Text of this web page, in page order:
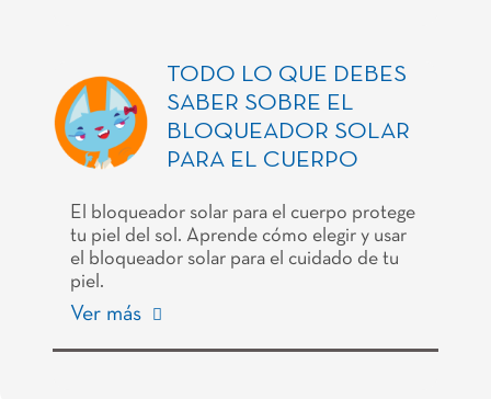
TODO LO QUE DEBES
SABER SOBRE EL
BLOQUEADOR SOLAR
PARA EL CUERPO
El bloqueador solar para el cuerpo protege
tu piel del sol. Aprende cómo elegir y usar
el bloqueador solar para el cuidado de tu
piel.
Ver más